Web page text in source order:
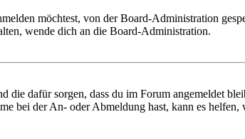
möchtest, von der Board-Administration
wende dich an die Board-Administration.
dafür sorgen, dass du im Forum angemeldet
bei der An- oder Abmeldung hast, kann es